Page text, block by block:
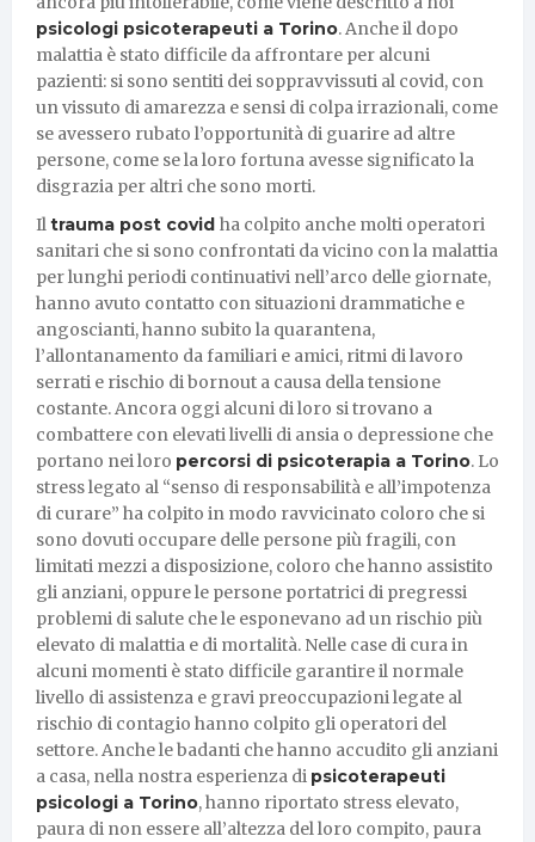
psicologi psicoterapeuti a Torino. Anche il dopo
malattia è stato difficile da affrontare per alcuni
pazienti: si sono sentiti dei soppravvissuti al covid, con
un vissuto di amarezza e sensi di colpa irrazionali, come
se avessero rubato l’opportunità di guarire ad altre
persone, come se la loro fortuna avesse significato la
disgrazia per altri che sono morti.
Il trauma post covid ha colpito anche molti operatori
sanitari che si sono confrontati da vicino con la malattia
per lunghi periodi continuativi nell’arco delle giornate,
hanno avuto contatto con situazioni drammatiche e
angoscianti, hanno subito la quarantena,
l’allontanamento da familiari e amici, ritmi di lavoro
serrati e rischio di bornout a causa della tensione
costante. Ancora oggi alcuni di loro si trovano a
combattere con elevati livelli di ansia o depressione che
portano nei loro percorsi di psicoterapia a Torino. Lo
stress legato al “senso di responsabilità e all’impotenza
di curare” ha colpito in modo ravvicinato coloro che si
sono dovuti occupare delle persone più fragili, con
limitati mezzi a disposizione, coloro che hanno assistito
gli anziani, oppure le persone portatrici di pregressi
problemi di salute che le esponevano ad un rischio più
elevato di malattia e di mortalità. Nelle case di cura in
alcuni momenti è stato difficile garantire il normale
livello di assistenza e gravi preoccupazioni legate al
rischio di contagio hanno colpito gli operatori del
settore. Anche le badanti che hanno accudito gli anziani
a casa, nella nostra esperienza di psicoterapeuti
psicologi a Torino, hanno riportato stress elevato,
paura di non essere all’altezza del loro compito, paura